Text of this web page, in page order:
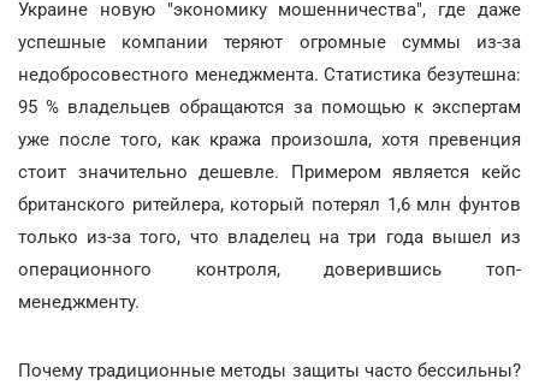
Украине новую "экономику мошенничества", где даже
успешные компании теряют огромные суммы из-за
недобросовестного менеджмента. Статистика безутешна:
95 % владельцев обращаются за помощью к экспертам
уже после того, как кража произошла, хотя превенция
стоит значительно дешевле. Примером является кейс
британского ритейлера, который потерял 1,6 млн фунтов
только из-за того, что владелец на три года вышел из
операционного контроля, доверившись топ-
менеджменту.
Почему традиционные методы защиты часто бессильны?